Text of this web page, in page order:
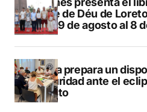
Mare de Déu de
del 29 de agosto al 8
Xàbia prepara un
seguridad ante el
agosto